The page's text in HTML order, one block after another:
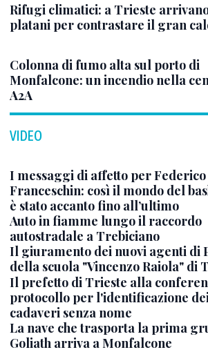
Rifugi climatici: a Trieste arrivano
platani per contrastare il gran
Colonna di fumo alta sul porto di
Monfalcone: un incendio nella
A2A
VIDEO
I messaggi di affetto per Federico
Franceschin: così il mondo del
è stato accanto fino all’ultimo
Auto in fiamme lungo il raccordo
autostradale a Trebiciano
Il giuramento dei nuovi agenti di
della scuola "Vincenzo Raiola" di
Il prefetto di Trieste alla
protocollo per l'identificazione dei
cadaveri senza nome
La nave che trasporta la prima
Goliath arriva a Monfalcone